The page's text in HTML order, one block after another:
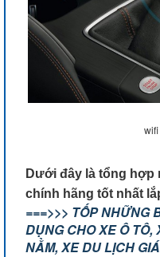
Dưới đây là tổng hợp
chính hãng tốt nhất
===>>> TỐP NHỮNG
DỤNG CHO XE Ô
NẰM, XE DU LỊCH